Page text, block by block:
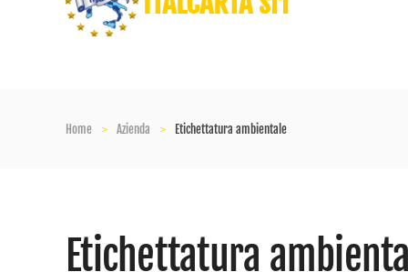
Home Azienda Etichettatura ambientale
Etichettatura